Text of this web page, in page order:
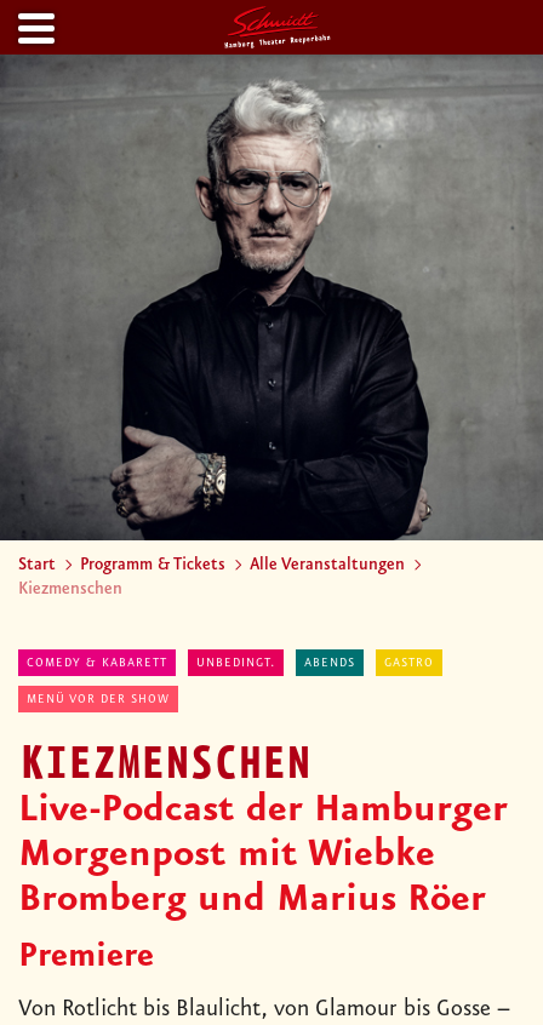
Start Programm & Tickets
Alle Veranstaltungen
Kiezmenschen
COMEDY & KABARETT UNBEDINGT. ABENDS GASTRO
MENÜ VOR DER SHOW
KIEZMENSCHEN
Live-Podcast der Hamburger
Morgenpost mit Wiebke
Bromberg und Marius Röer
Premiere
Von Rotlicht bis Blaulicht, von Glamour bis Gosse –